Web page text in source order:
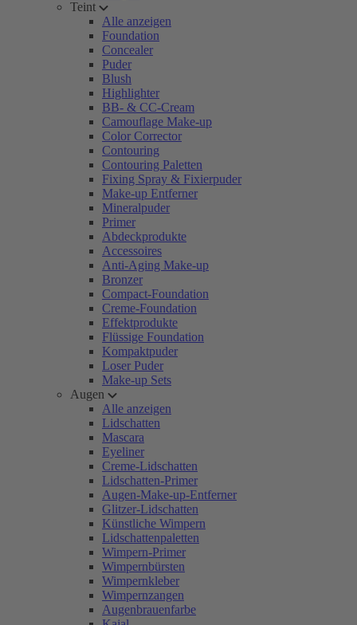
Teint
Alle anzeigen
Foundation
Concealer
Puder
Blush
Highlighter
BB- & CC-Cream
Camouflage Make-up
Color Corrector
Contouring
Contouring Paletten
Fixing Spray & Fixierpuder
Make-up Entferner
Mineralpuder
Primer
Abdeckprodukte
Accessoires
Anti-Aging Make-up
Bronzer
Compact-Foundation
Creme-Foundation
Effektprodukte
Flüssige Foundation
Kompaktpuder
Loser Puder
Make-up Sets
Augen
Alle anzeigen
Lidschatten
Mascara
Eyeliner
Creme-Lidschatten
Lidschatten-Primer
Augen-Make-up-Entferner
Glitzer-Lidschatten
Künstliche Wimpern
Lidschattenpaletten
Wimpern-Primer
Wimpernbürsten
Wimpernkleber
Wimpernzangen
Augenbrauenfarbe